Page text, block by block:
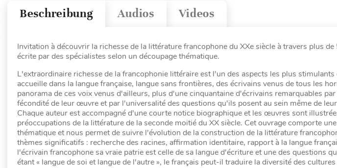
Videos
Audios
Beschreibung
Invitation à découvrir la richesse de la littérature francophone du XXe siècle à travers plus
écrite par des spécialistes selon un découpage thématique.
L'extraordinaire richesse de la francophonie littéraire est l'un des aspects les plus
accueille dans la langue française, langue sans frontières, des écrivains venus de tous les
panorama de ces voix venus d'ailleurs, plus d'une cinquantaine d'écrivains remarquables
fécondité de leur œuvre et par l'universalité des questions qu'ils posent au sein même de
Chaque auteur est accompagné d'une courte notice biographique et les œuvres sont
préoccupations de la littérature de la seconde moitié du XX siècle. Cet ouvrage comporte
thématique et nous permet de suivre l'évolution de la construction de la littérature
thèmes significatifs : recherche des racines, affirmation identitaire, rapport à la langue
l'écrivain francophone sa vraie patrie est celle de sa langue d'écriture et une des questions
étant « langue de soi et langue de l'autre », le français peut-il traduire la diversité des